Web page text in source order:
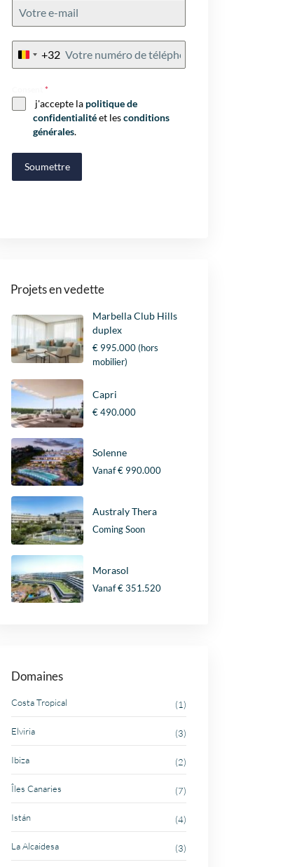
Belgium
+32
*
j'accepte la politique de
confidentialitéet lesconditions
générales.
Soumettre
Projets en vedette
Marbella Club Hills
duplex
€ 995.000(hors
mobilier)
Capri
€ 490.000
Solenne
Vanaf€ 990.000
Australy Thera
Coming Soon
Morasol
Vanaf€ 351.520
Domaines
Costa Tropical (1)
Elviria (3)
Ibiza (2)
Îles Canaries (7)
Istán (4)
La Alcaidesa (3)